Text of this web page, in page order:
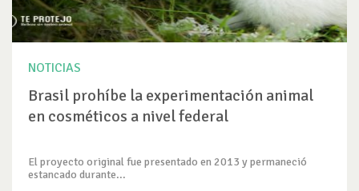
NOTICIAS
Brasil prohíbe la experimentación animal
en cosméticos a nivel federal
El proyecto original fue presentado en 2013 y permaneció
estancado durante...